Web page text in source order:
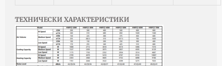
ТЕХНИЧЕСКИ ХАРАКТЕРИСТИКИ